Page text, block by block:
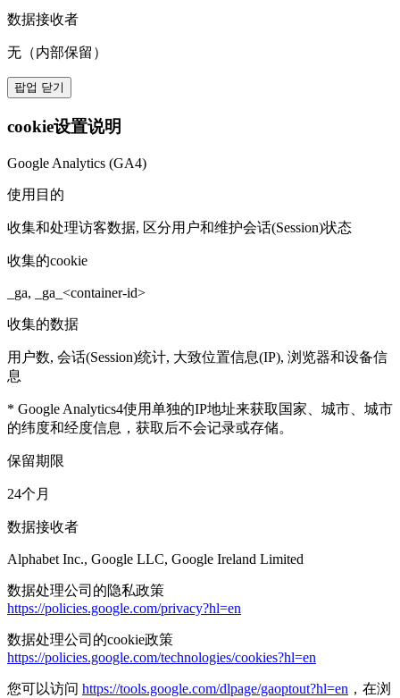
数据接收者
无（内部保留）
팝업 닫기
cookie设置说明
Google Analytics (GA4)
使用目的
收集和处理访客数据, 区分用户和维护会话(Session)状态
收集的cookie
_ga, _ga_<container-id>
收集的数据
用户数, 会话(Session)统计, 大致位置信息(IP), 浏览器和设备信
息
* Google Analytics4使用单独的IP地址来获取国家、城市、城市
的纬度和经度信息，获取后不会记录或存储。
保留期限
24个月
数据接收者
Alphabet Inc., Google LLC, Google Ireland Limited
数据处理公司的隐私政策
https://policies.google.com/privacy?hl=en
数据处理公司的cookie政策
https://policies.google.com/technologies/cookies?hl=en
您可以访问 https://tools.google.com/dlpage/gaoptout?hl=en ，在浏